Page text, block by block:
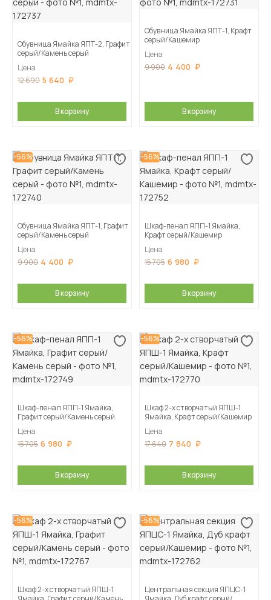
Обувница Ямайка ЯПТ-2, Графит
серый/Камень серый
Цена
12 690 5 640
В корзину
Обувница Ямайка ЯПТ-1, Крафт
серый/Кашемир
Цена
9 900 4 400
В корзину
-56%
Обувница Ямайка ЯПТ-1, Графит
серый/Камень серый
Цена
9 900 4 400
В корзину
-56%
Шкаф-пенал ЯПП-1 Ямайка,
Крафт серый/Кашемир
Цена
15 705 6 980
В корзину
-56%
Шкаф-пенал ЯПП-1 Ямайка,
Графит серый/Камень серый
Цена
15 705 6 980
В корзину
-56%
Шкаф 2-х створчатый ЯПШ-1
Ямайка, Крафт серый/Кашемир
Цена
17 640 7 840
В корзину
-56%
Шкаф 2-х створчатый ЯПШ-1
-56%
Центральная секция ЯПЦС-1